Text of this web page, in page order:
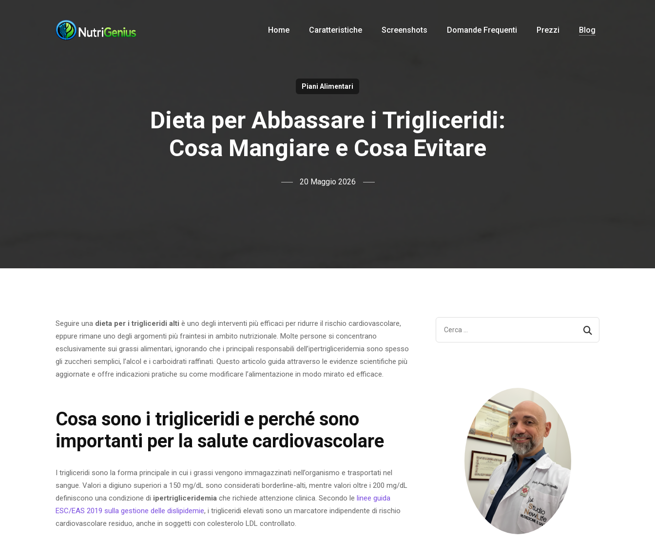
Home Caratteristiche Screenshots Domande Frequenti Prezzi Blog
Piani Alimentari
Dieta per Abbassare i Trigliceridi:
Cosa Mangiare e Cosa Evitare
20 Maggio 2026
Seguire una dieta per i trigliceridi alti è uno degli interventi più efficaci per ridurre il rischio cardiovascolare,
eppure rimane uno degli argomenti più fraintesi in ambito nutrizionale. Molte persone si concentrano
esclusivamente sui grassi alimentari, ignorando che i principali responsabili dell’ipertrigliceridemia sono spesso
gli zuccheri semplici, l’alcol e i carboidrati raffinati. Questo articolo guida attraverso le evidenze scientifiche più
aggiornate e offre indicazioni pratiche su come modificare l’alimentazione in modo mirato ed efficace.
Cosa sono i trigliceridi e perché sono
importanti per la salute cardiovascolare
I trigliceridi sono la forma principale in cui i grassi vengono immagazzinati nell’organismo e trasportati nel
sangue. Valori a digiuno superiori a 150 mg/dL sono considerati borderline-alti, mentre valori oltre i 200 mg/dL
definiscono una condizione di ipertrigliceridemia che richiede attenzione clinica. Secondo le linee guida
ESC/EAS 2019 sulla gestione delle dislipidemie, i trigliceridi elevati sono un marcatore indipendente di rischio
cardiovascolare residuo, anche in soggetti con colesterolo LDL controllato.